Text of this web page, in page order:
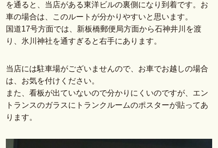
を通ると、当店がある東洋ビルの裏側になり到着です。お
車の場合は、このルートが分かりやすいと思います。
国道17号方面では、新板橋郵便局方面から石神井川を渡
り、氷川神社を通すぎると右手にあります。
当店には駐車場がございませんので、お車でお越しの場合
は、お気を付けください。
また、看板が出ていないので分かりにくいのですが、エン
トランスのガラスにトランクルームのポスターが貼ってあ
ります。